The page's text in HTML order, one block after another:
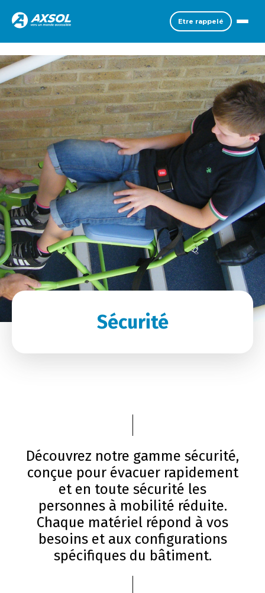
Etre rappelé
Sécurité
Découvrez notre gamme sécurité,
conçue pour évacuer rapidement
et en toute sécurité les
personnes à mobilité réduite.
Chaque matériel répond à vos
besoins et aux configurations
spécifiques du bâtiment.